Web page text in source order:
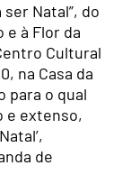
Natal”, do
e à Flor da
Cultural
na Casa da
para o qual
e extenso,
de